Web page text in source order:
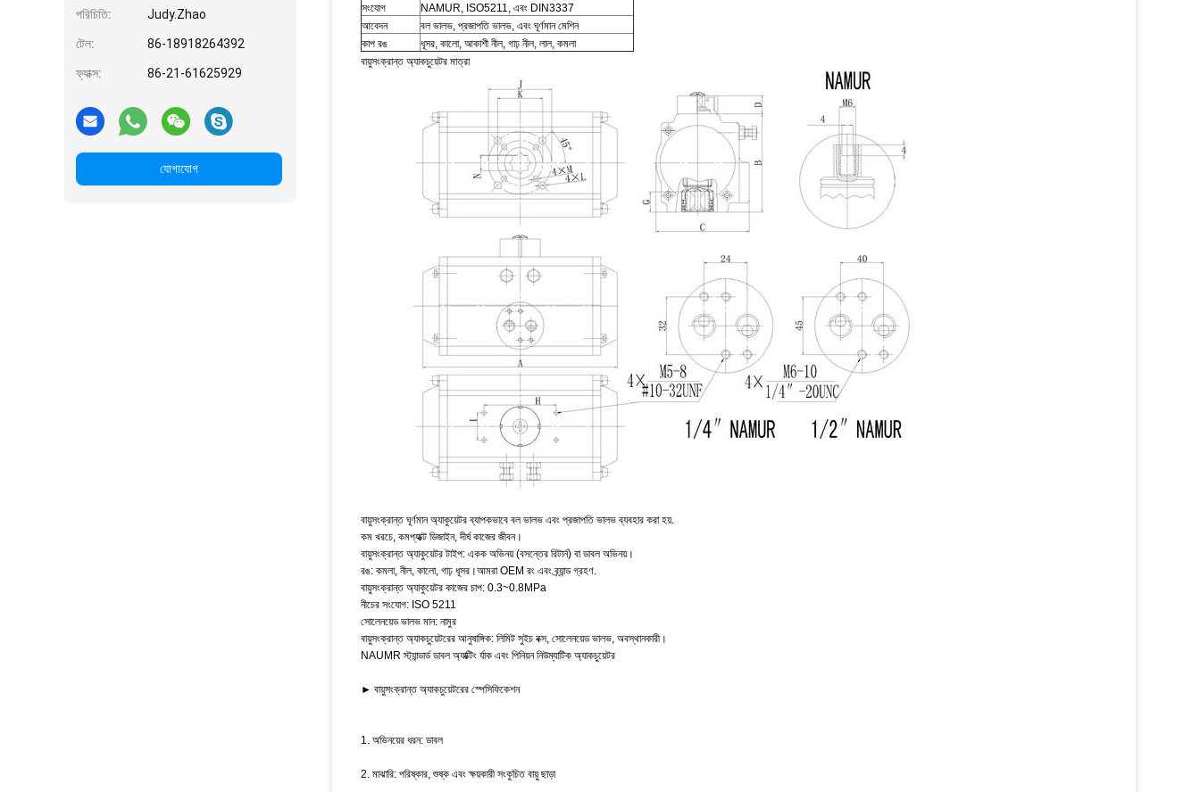
পরিচিতি: Judy.Zhao
টেল: 86-18918264392
ফ্যাক্স: 86-21-61625929
যোগাযোগ
সংযোগ
NAMUR, ISO5211, এবং DIN3337
আবেদন
বল ভালভ, প্রজাপতি ভালভ, এবং ঘূর্ণমান মেশিন
কাপ রঙ
ধূসর, কালো, আকাশী নীল, গাঢ় নীল, লাল, কমলা
বায়ুসংক্রান্ত অ্যাকচুয়েটর মাত্রা
বায়ুসংক্রান্ত ঘূর্ণমান অ্যাকুয়েটর ব্যাপকভাবে বল ভালভ এবং প্রজাপতি ভালভ ব্যবহার করা হয়.
কম খরচে, কমপ্যাক্ট ডিজাইন, দীর্ঘ কাজের জীবন।
বায়ুসংক্রান্ত অ্যাকুয়েটর টাইপ: একক অভিনয় (বসন্তের রিটার্ন) বা ডাবল অভিনয়।
রঙ: কমলা, নীল, কালো, গাঢ় ধূসর।আমরা OEM রং এবং ব্র্যান্ড গ্রহণ.
বায়ুসংক্রান্ত অ্যাকুয়েটর কাজের চাপ: 0.3~0.8MPa
নীচের সংযোগ: ISO 5211
সোলেনয়েড ভালভ মান: নামুর
বায়ুসংক্রান্ত অ্যাকচুয়েটরের আনুষাঙ্গিক: লিমিট সুইচ বক্স, সোলেনয়েড ভালভ, অবস্থানকারী।
NAUMR স্ট্যান্ডার্ড ডাবল অ্যাক্টিং র্যাক এবং পিনিয়ন নিউম্যাটিক অ্যাকচুয়েটর
► বায়ুসংক্রান্ত অ্যাকচুয়েটরের স্পেসিফিকেশন
1. অভিনয়ের ধরন: ডাবল
2. মাঝারি: পরিষ্কার, শুষ্ক এবং ক্ষয়কারী সংকুচিত বায়ু ছাড়া